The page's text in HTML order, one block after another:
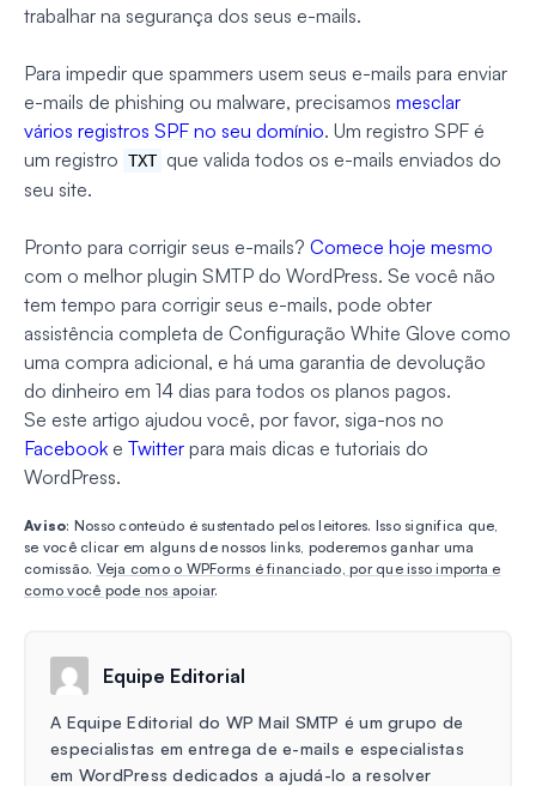
trabalhar na segurança dos seus e-mails.
Para impedir que spammers usem seus e-mails para enviar
e-mails de phishing ou malware, precisamos mesclar
vários registros SPF no seu domínio. Um registro SPF é
um registro TXT que valida todos os e-mails enviados do
seu site.
Pronto para corrigir seus e-mails? Comece hoje mesmo
com o melhor plugin SMTP do WordPress. Se você não
tem tempo para corrigir seus e-mails, pode obter
assistência completa de Configuração White Glove como
uma compra adicional, e há uma garantia de devolução
do dinheiro em 14 dias para todos os planos pagos.
Se este artigo ajudou você, por favor, siga-nos no
Facebook e Twitter para mais dicas e tutoriais do
WordPress.
Aviso: Nosso conteúdo é sustentado pelos leitores. Isso significa que,
se você clicar em alguns de nossos links, poderemos ganhar uma
comissão. Veja como o WPForms é financiado, por que isso importa e
como você pode nos apoiar.
Equipe Editorial
A Equipe Editorial do WP Mail SMTP é um grupo de
especialistas em entrega de e-mails e especialistas
em WordPress dedicados a ajudá-lo a resolver